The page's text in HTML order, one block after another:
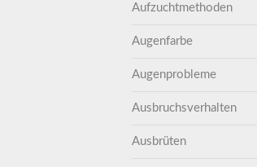
Aufzuchtmethoden
Augenfarbe
Augenprobleme
Ausbruchsverhalten
Ausbrüten